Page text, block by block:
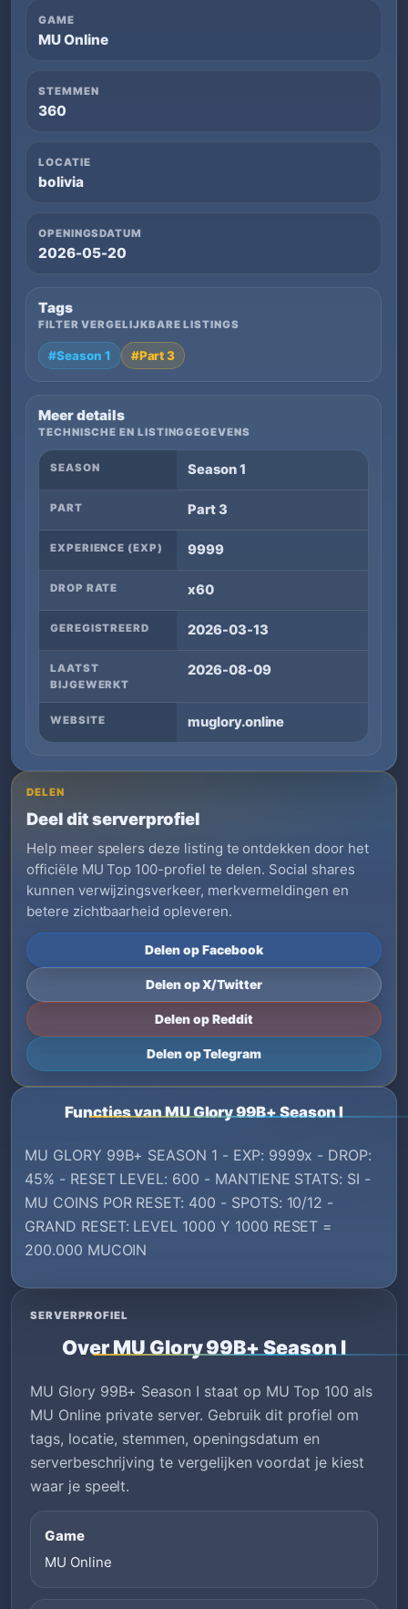
GAME
MU Online
STEMMEN
360
LOCATIE
bolivia
OPENINGSDATUM
2026-05-20
Tags
FILTER VERGELIJKBARE LISTINGS
#Season 1 #Part 3
Meer details
TECHNISCHE EN LISTINGGEGEVENS
SEASON Season 1
PART Part 3
EXPERIENCE (EXP) 9999
DROP RATE x60
GEREGISTREERD 2026-03-13
LAATST
BIJGEWERKT
2026-08-09
WEBSITE muglory.online
DELEN
Deel dit serverprofiel
Help meer spelers deze listing te ontdekken door het
officiële MU Top 100-profiel te delen. Social shares
kunnen verwijzingsverkeer, merkvermeldingen en
betere zichtbaarheid opleveren.
Delen op Facebook
Delen op X/Twitter
Delen op Reddit
Delen op Telegram
Functies van MU Glory 99B+ Season I
MU GLORY 99B+ SEASON 1 - EXP: 9999x - DROP:
45% - RESET LEVEL: 600 - MANTIENE STATS: SI -
MU COINS POR RESET: 400 - SPOTS: 10/12 -
GRAND RESET: LEVEL 1000 Y 1000 RESET =
200.000 MUCOIN
SERVERPROFIEL
Over MU Glory 99B+ Season I
MU Glory 99B+ Season I staat op MU Top 100 als
MU Online private server. Gebruik dit profiel om
tags, locatie, stemmen, openingsdatum en
serverbeschrijving te vergelijken voordat je kiest
waar je speelt.
Game
MU Online